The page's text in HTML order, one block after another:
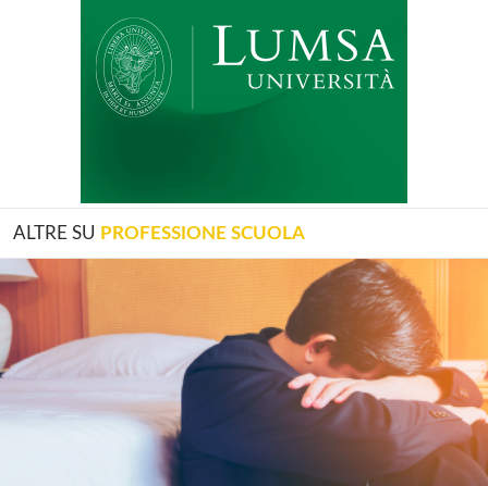
ALTRE SU PROFESSIONE SCUOLA